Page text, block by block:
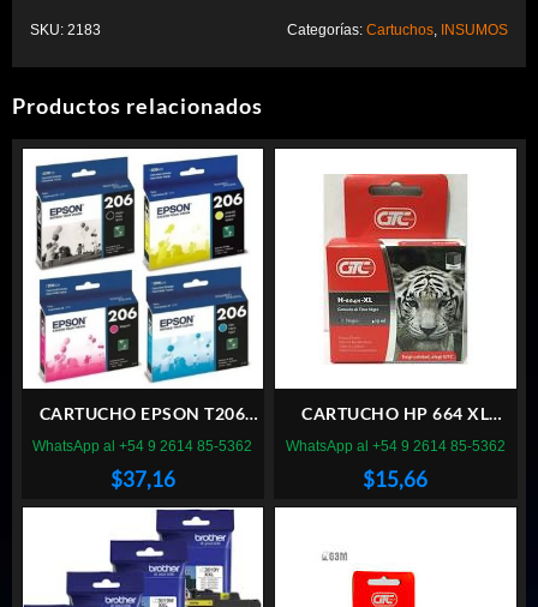
SKU: 2183 Categorías: Cartuchos INSUMOS
Productos relacionados
CARTUCHO EPSON T206
NEGRO
$37,16
WhatsApp al +54 9 2614 85-5362
CARTUCHO HP 664 XL
NEGRO GTC
$15,66
WhatsApp al +54 9 2614 85-5362